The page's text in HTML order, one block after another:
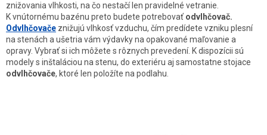
znižovania vlhkosti, na čo nestačí len pravidelné vetranie.
K vnútornému bazénu preto budete potrebovať odvlhčovač.
Odvlhčovače znižujú vlhkosť vzduchu, čím predídete vzniku plesní
na stenách a ušetria vám výdavky na opakované maľovanie a
opravy. Vybrať si ich môžete s rôznych prevedení. K dispozícii sú
modely s inštaláciou na stenu, do exteriéru aj samostatne stojace
odvlhčovače, ktoré len položíte na podlahu.